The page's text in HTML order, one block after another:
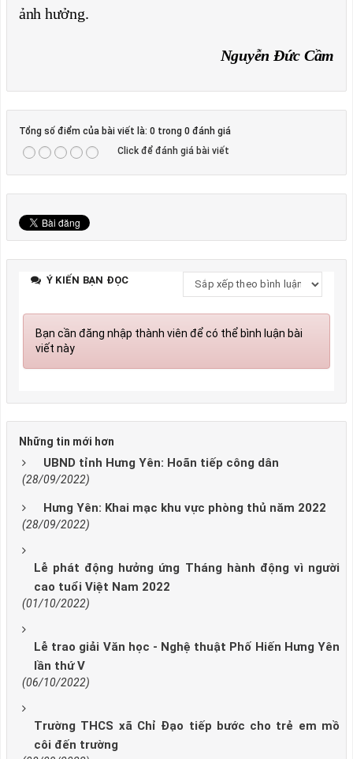
ảnh hưởng.
Nguyễn Đức Cầm
Tổng số điểm của bài viết là: 0 trong 0 đánh giá
Click để đánh giá bài viết
Ý KIẾN BẠN ĐỌC
Bạn cần đăng nhập thành viên để có thể bình luận bài
viết này
Những tin mới hơn
UBND tỉnh Hưng Yên: Hoãn tiếp công dân
(28/09/2022)
Hưng Yên: Khai mạc khu vực phòng thủ năm 2022
(28/09/2022)
Lễ phát động hưởng ứng Tháng hành động vì người
cao tuổi Việt Nam 2022
(01/10/2022)
Lễ trao giải Văn học - Nghệ thuật Phố Hiến Hưng Yên
lần thứ V
(06/10/2022)
Trường THCS xã Chỉ Đạo tiếp bước cho trẻ em mồ
côi đến trường